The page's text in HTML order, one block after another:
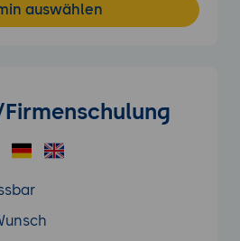
auswählen